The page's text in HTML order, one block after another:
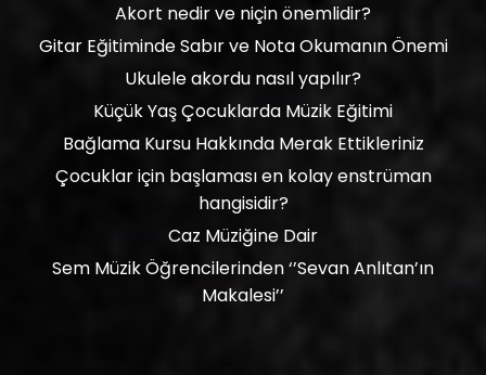
Akort nedir ve niçin önemlidir?
Gitar Eğitiminde Sabır ve Nota Okumanın Önemi
Ukulele akordu nasıl yapılır?
Küçük Yaş Çocuklarda Müzik Eğitimi
Bağlama Kursu Hakkında Merak Ettikleriniz
Çocuklar için başlaması en kolay enstrüman
hangisidir?
Caz Müziğine Dair
Sem Müzik Öğrencilerinden ‘’Sevan Anlıtan’ın
Makalesi’’